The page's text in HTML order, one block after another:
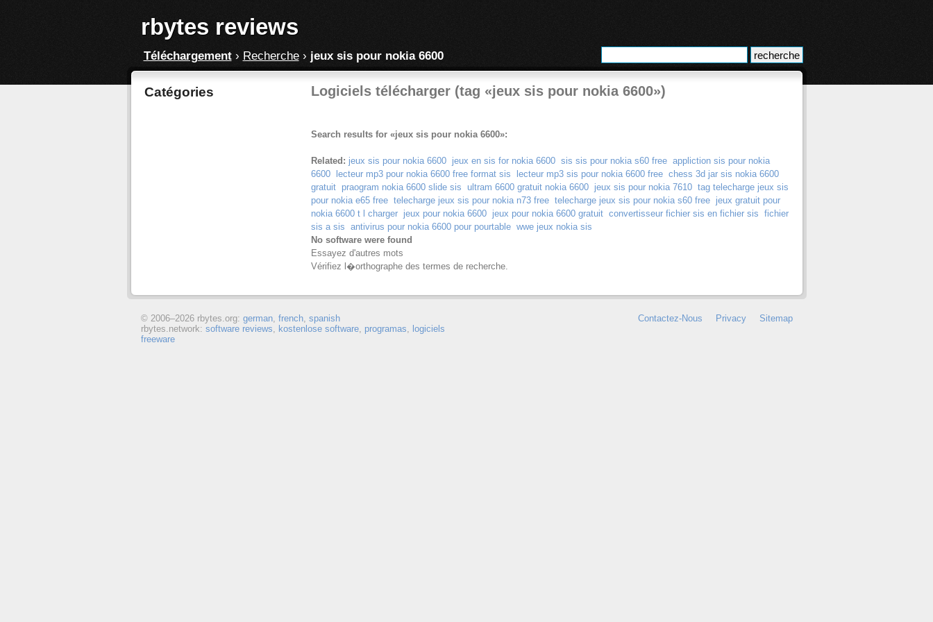
rbytes reviews
Téléchargement› Recherche› jeux sis pour nokia 6600
Catégories Logiciels télécharger (tag «jeux sis pour nokia 6600»)
Search results for «jeux sis pour nokia 6600»:
Related: jeux sis pour nokia 6600 jeux en sis for nokia 6600 sis sis pour nokia s60 free appliction sis pour nokia
6600
lecteur mp3 pour nokia 6600 free format sis lecteur mp3 sis pour nokia 6600 free chess 3d jar sis nokia 6600
gratuit
praogram nokia 6600 slide sis ultram 6600 gratuit nokia 6600 jeux sis pour nokia 7610 tag telecharge jeux sis
pour nokia e65 free telecharge jeux sis pour nokia n73 free telecharge jeux sis pour nokia s60 free
jeux gratuit pour
nokia 6600 t l charger
jeux pour nokia 6600 jeux pour nokia 6600 gratuit convertisseur fichier sis en fichier sis fichier
sis a sis antivirus pour nokia 6600 pour pourtable wwe jeux nokia sis
No software were found
Essayez d'autres mots
Vérifiez l�orthographe des termes de recherche.
Contactez-Nous Privacy Sitemap
© 2006–2026 rbytes.org: german, french, spanish
rbytes.network: software reviews, kostenlose software, programas, logiciels
freeware